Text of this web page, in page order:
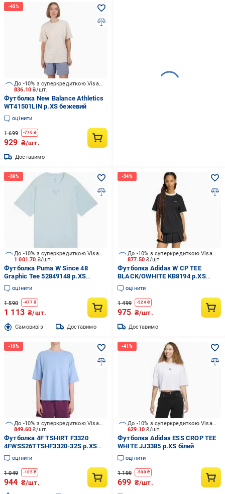
836.10₴/шт.
До -10% з суперкредиткою Visa Вигода
Футболка New Balance Athletics
WT41501LIN р.XS бежевий
оцінити
1 699 -770₴
929 ₴/шт.
Доставимо
1 001.70 ₴/шт.
До -10% з суперкредиткою Visa Вигода
Футболка Puma W Since 48
Graphic Tee 52849148 р.XS
блакитний
оцінити
1 590 -477₴
1 113 ₴/шт.
Cамовивіз Доставимо
877.50₴/шт.
До -10% з суперкредиткою Visa Вигода
Футболка Adidas W CP TEE
BLACK/OWHITE KB8194 р.XS
чорний
оцінити
1 499 -524₴
975 ₴/шт.
Доставимо
849.60₴/шт.
До -10% з суперкредиткою Visa Вигода
Футболка 4F TSHIRT F3320
4FWSS26TTSHF3320-32S р.XS
блакитний
оцінити
1 049 -105₴
944 ₴/шт.
629.10₴/шт.
До -10% з суперкредиткою Visa Вигода
Футболка Adidas ESS CROP TEE
WHITE JJ3385 р.XS білий
оцінити
1 199 -500₴
699 ₴/шт.